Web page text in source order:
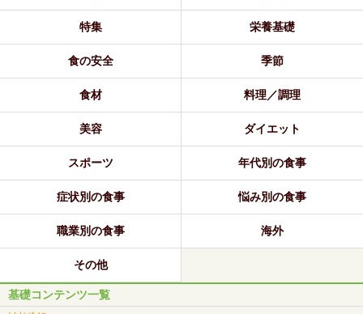
特集 栄養基礎
食の安全 季節
食材 料理／調理
美容 ダイエット
スポーツ 年代別の食事
症状別の食事 悩み別の食事
職業別の食事 海外
その他
基礎コンテンツ一覧